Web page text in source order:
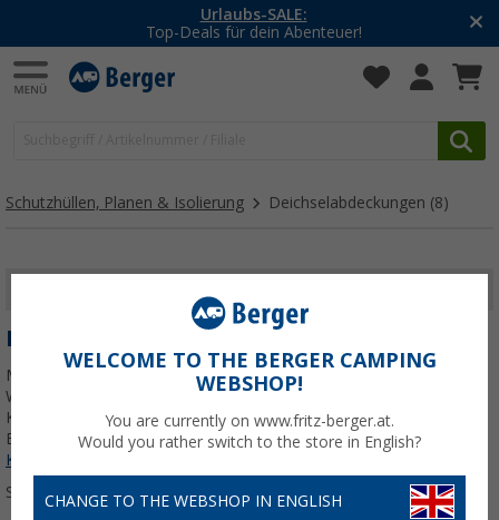
Urlaubs-SALE:
Top-Deals für dein Abenteuer!
Schutzhüllen, Planen & Isolierung Deichselabdeckungen (8)
DEICHSELABDECKUNGEN
Mit einer Deichselabdeckung schützt du die Deichsel deines
Wohnwagens oder Anhängers effektiv vor Witterung, Schmutz und
Korrosion. Ob für den saisonalen Standplatz oder den täglichen
Einsatz – hier findest du passende Jetzt mehr über unsere
Kategorie
Sortieren:
WELCOME TO THE BERGER CAMPING
WEBSHOP!
You are currently on www.fritz-berger.at.
Would you rather switch to the store in English?
CHANGE TO THE WEBSHOP IN ENGLISH